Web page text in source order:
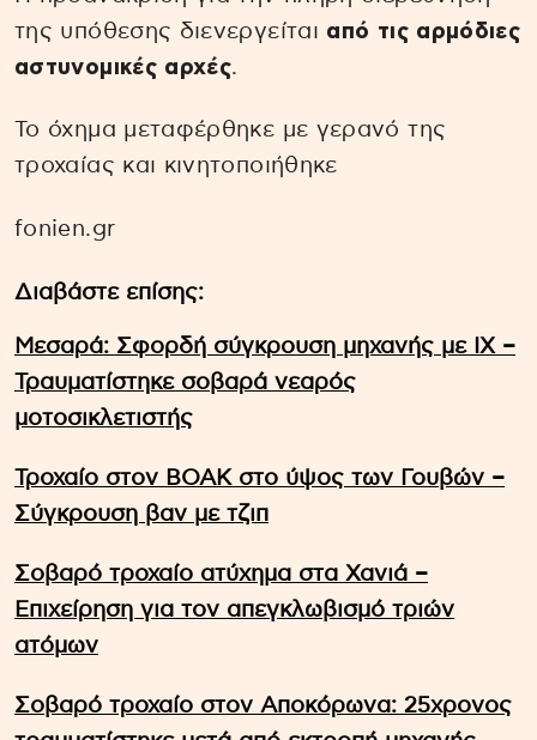
της υπόθεσης διενεργείται από τις αρμόδιες
αστυνομικές αρχές.
Το όχημα μεταφέρθηκε με γερανό της
τροχαίας και κινητοποιήθηκε
fonien.gr
Διαβάστε επίσης:
Μεσαρά: Σφορδή σύγκρουση μηχανής με ΙΧ –
Τραυματίστηκε σοβαρά νεαρός
μοτοσικλετιστής
Τροχαίο στον ΒΟΑΚ στο ύψος των Γουβών –
Σύγκρουση βαν με τζιπ
Σοβαρό τροχαίο ατύχημα στα Χανιά –
Επιχείρηση για τον απεγκλωβισμό τριών
ατόμων
Σοβαρό τροχαίο στον Αποκόρωνα: 25χρονος